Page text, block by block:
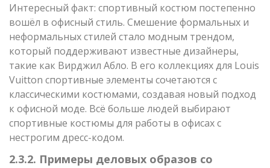
Интересный факт: спортивный костюм постепенно
вошёл в офисный стиль. Смешение формальных и
неформальных стилей стало модным трендом,
который поддерживают известные дизайнеры,
такие как Вирджил Абло. В его коллекциях для Louis
Vuitton спортивные элементы сочетаются с
классическими костюмами, создавая новый подход
к офисной моде. Всё больше людей выбирают
спортивные костюмы для работы в офисах с
нестрогим дресс-кодом.
2.3.2. Примеры деловых образов со